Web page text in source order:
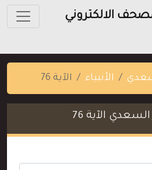
الالكتروني
الأنبياء الآية 76
الآية 76